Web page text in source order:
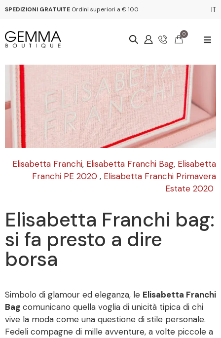
SPEDIZIONI GRATUITE Ordini superiori a € 100 IT
0
Elisabetta Franchi, Elisabetta Franchi Bag, Elisabetta
Franchi PE 2020 , Elisabetta Franchi Primavera
Estate 2020
Elisabetta Franchi bag:
si fa presto a dire
borsa
Simbolo di glamour ed eleganza, le Elisabetta Franchi
Bag comunicano quella voglia di unicità tipica di chi
vive la moda come una questione di stile personale.
Fedeli compagne di mille avventure, a volte piccole a